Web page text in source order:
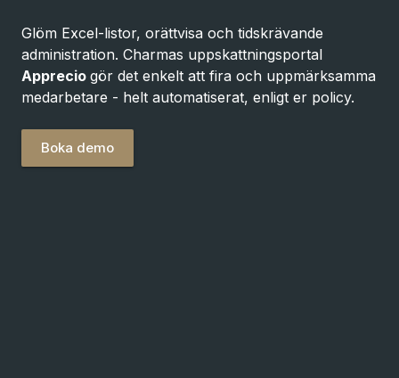
Glöm Excel-listor, orättvisa och tidskrävande
Apprecio gör det enkelt att fira och uppmärksamma
medarbetare - helt automatiserat, enligt er policy.
Boka demo